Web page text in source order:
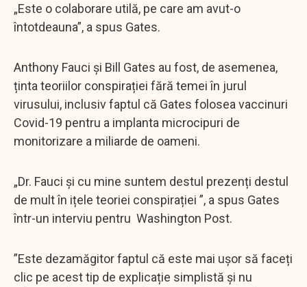
„Este o colaborare utilă, pe care am avut-o
întotdeauna”, a spus Gates.
Anthony Fauci și Bill Gates au fost, de asemenea,
ținta teoriilor conspirației fără temei în jurul
virusului, inclusiv faptul că Gates folosea vaccinuri
Covid-19 pentru a implanta microcipuri de
monitorizare a miliarde de oameni.
„Dr. Fauci și cu mine suntem destul prezenți destul
de mult în ițele teoriei conspirației ”, a spus Gates
într-un interviu pentru Washington Post.
”Este dezamăgitor faptul că este mai ușor să faceți
clic pe acest tip de explicație simplistă și nu